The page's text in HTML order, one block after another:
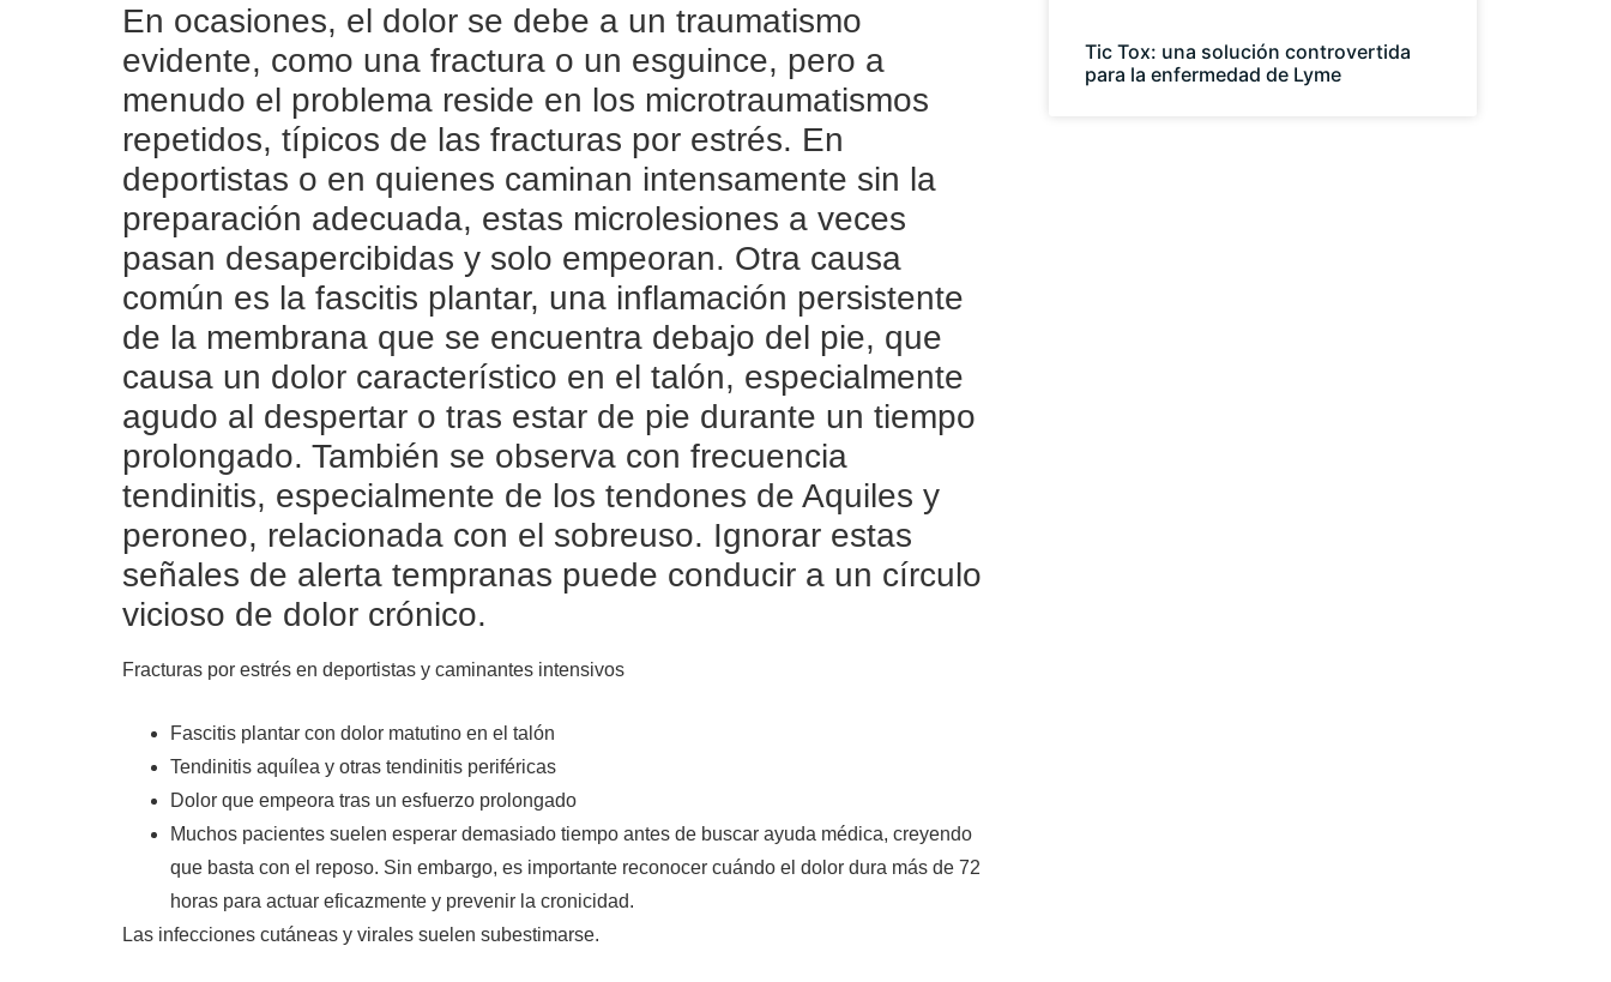
En ocasiones, el dolor se debe a un traumatismo
evidente, como una fractura o un esguince, pero a
menudo el problema reside en los microtraumatismos
repetidos, típicos de las fracturas por estrés. En
deportistas o en quienes caminan intensamente sin la
preparación adecuada, estas microlesiones a veces
pasan desapercibidas y solo empeoran. Otra causa
común es la fascitis plantar, una inflamación persistente
de la membrana que se encuentra debajo del pie, que
causa un dolor característico en el talón, especialmente
agudo al despertar o tras estar de pie durante un tiempo
prolongado. También se observa con frecuencia
tendinitis, especialmente de los tendones de Aquiles y
peroneo, relacionada con el sobreuso. Ignorar estas
señales de alerta tempranas puede conducir a un círculo
vicioso de dolor crónico.
Fracturas por estrés en deportistas y caminantes intensivos
Fascitis plantar con dolor matutino en el talón
Tendinitis aquílea y otras tendinitis periféricas
Dolor que empeora tras un esfuerzo prolongado
Muchos pacientes suelen esperar demasiado tiempo antes de buscar ayuda médica, creyendo
que basta con el reposo. Sin embargo, es importante reconocer cuándo el dolor dura más de 72
horas para actuar eficazmente y prevenir la cronicidad.
Las infecciones cutáneas y virales suelen subestimarse.
Tic Tox: una solución controvertida
para la enfermedad de Lyme